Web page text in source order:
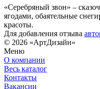
«Серебряный звон» –
ягодами, обаятельные
красоты.
Для добавления отзыва
© 2026 «АртДизайн»
Меню
О компании
Весь каталог
Контакты
Вакансии